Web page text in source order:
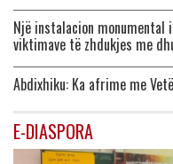
Një instalacion
viktimave të zhdukjes me
Abdixhiku: Ka afrime me
E-DIASPORA